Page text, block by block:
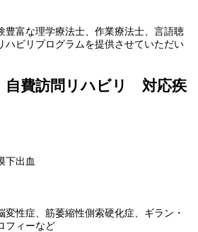
豊富な理学療法士、作業療法士、言語聴
ハビリプログラムを提供させていただい
費訪問リハビリ 対応疾
下出血
性症、筋萎縮性側索硬化症、ギラン・
フィーなど